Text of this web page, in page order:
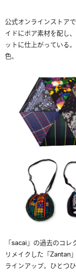
公式オンラインストア
イドにボア素材を配し
ットに仕上がっている
色。
「sacai」の過去のコ
リメイクした「Zantan
ラインアップ。ひとつ